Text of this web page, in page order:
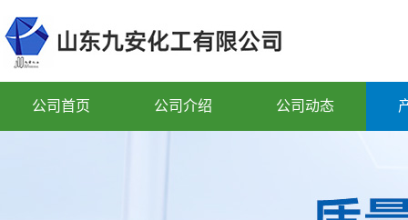
公司首页 公司介绍 公司动态